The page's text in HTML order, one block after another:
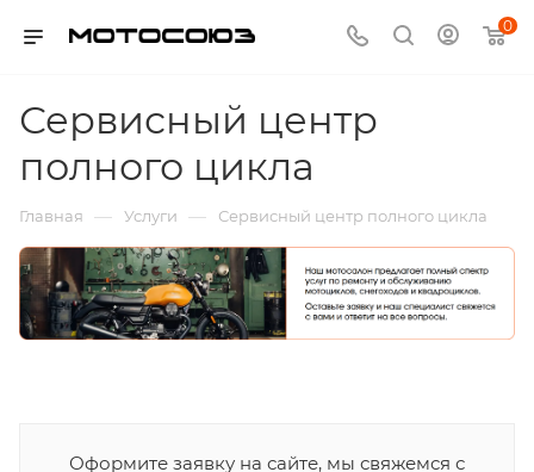
0
Сервисный центр
полного цикла
Главная — Услуги — Сервисный центр полного цикла
Оформите заявку на сайте, мы свяжемся с